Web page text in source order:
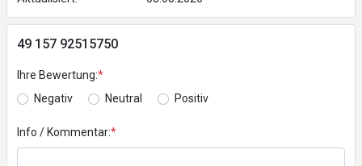
49 157 92515750
Ihre Bewertung:*
Negativ
Neutral Positiv
Info / Kommentar:*